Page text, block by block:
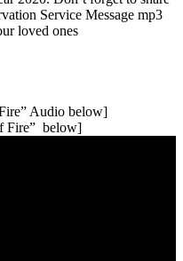
Service Message mp3
loved ones
Audio below]
Fire” below]